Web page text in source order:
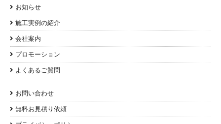
お知らせ
施工実例の紹介
会社案内
プロモーション
よくあるご質問
お問い合わせ
無料お見積り依頼